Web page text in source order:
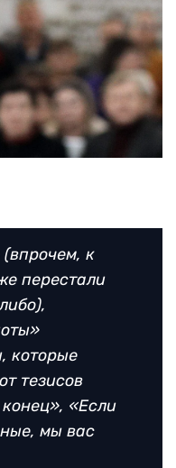
к
перестали
которые
тезисов
«Если
мы вас